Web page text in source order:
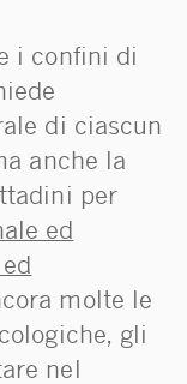
i confini di
di ciascun
anche la
per
ed
molte le
gli
nel